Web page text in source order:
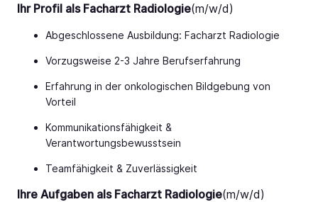
Ihr Profil als Facharzt Radiologie(m/w/d)
Abgeschlossene Ausbildung: Facharzt Radiologie
Vorzugsweise 2-3 Jahre Berufserfahrung
Erfahrung in der onkologischen Bildgebung von
Vorteil
Kommunikationsfähigkeit &
Verantwortungsbewusstsein
Teamfähigkeit & Zuverlässigkeit
Ihre Aufgaben als Facharzt Radiologie(m/w/d)